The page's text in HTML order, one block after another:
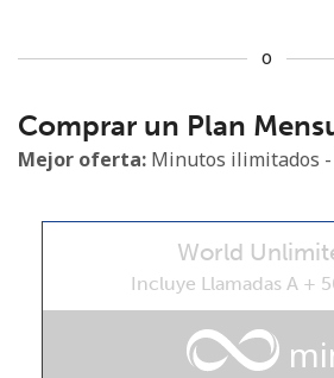
No se
Mínimo 8 caracteres
Una letra mayúscula y una minúscula
Un número
o
Comprar un Plan
Mejor oferta: Minutos ilimitados
World
Incluye Llamadas A +